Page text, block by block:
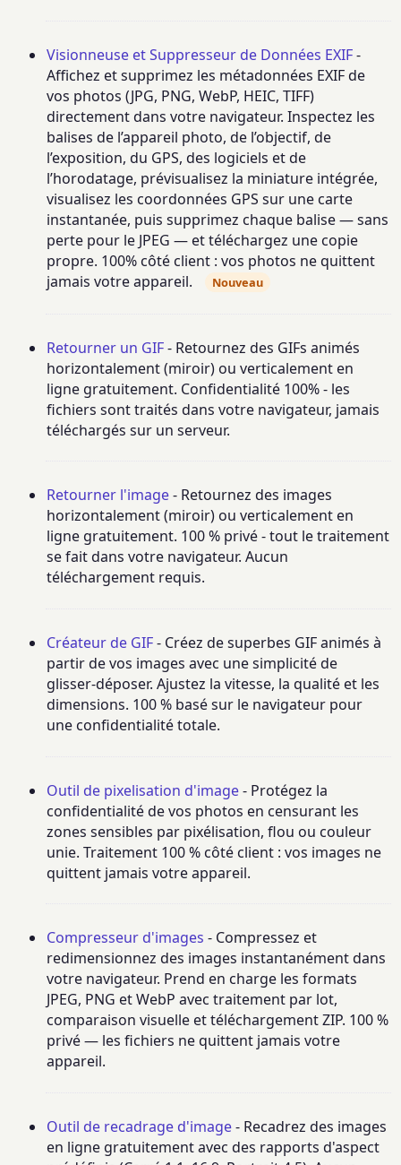
Visionneuse et Suppresseur de Données EXIF-
Affichez et supprimez les métadonnées EXIF de
vos photos (JPG, PNG, WebP, HEIC, TIFF)
directement dans votre navigateur. Inspectez les
balises de l’appareil photo, de l’objectif, de
l’exposition, du GPS, des logiciels et de
l’horodatage, prévisualisez la miniature intégrée,
visualisez les coordonnées GPS sur une carte
instantanée, puis supprimez chaque balise — sans
perte pour le JPEG — et téléchargez une copie
propre. 100% côté client : vos photos ne quittent
jamais votre appareil.
Nouveau
Retourner un GIF- Retournez des GIFs animés
horizontalement (miroir) ou verticalement en
ligne gratuitement. Confidentialité 100% - les
fichiers sont traités dans votre navigateur, jamais
téléchargés sur un serveur.
Retourner l'image- Retournez des images
horizontalement (miroir) ou verticalement en
ligne gratuitement. 100 % privé - tout le traitement
se fait dans votre navigateur. Aucun
téléchargement requis.
Créateur de GIF- Créez de superbes GIF animés à
partir de vos images avec une simplicité de
glisser-déposer. Ajustez la vitesse, la qualité et les
dimensions. 100 % basé sur le navigateur pour
une confidentialité totale.
Outil de pixelisation d'image- Protégez la
confidentialité de vos photos en censurant les
zones sensibles par pixélisation, flou ou couleur
unie. Traitement 100 % côté client : vos images ne
quittent jamais votre appareil.
Compresseur d'images - Compressez et
redimensionnez des images instantanément dans
votre navigateur. Prend en charge les formats
JPEG, PNG et WebP avec traitement par lot,
comparaison visuelle et téléchargement ZIP. 100 %
privé — les fichiers ne quittent jamais votre
appareil.
Outil de recadrage d'image- Recadrez des images
en ligne gratuitement avec des rapports d'aspect